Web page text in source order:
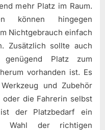
mehr Platz im Raum.
können hingegen
Nichtgebrauch einfach
Zusätzlich sollte auch
Platz zum
vorhanden ist. Es
und Zubehör
die Fahrerin selbst
der Platzbedarf ein
Wahl der richtigen